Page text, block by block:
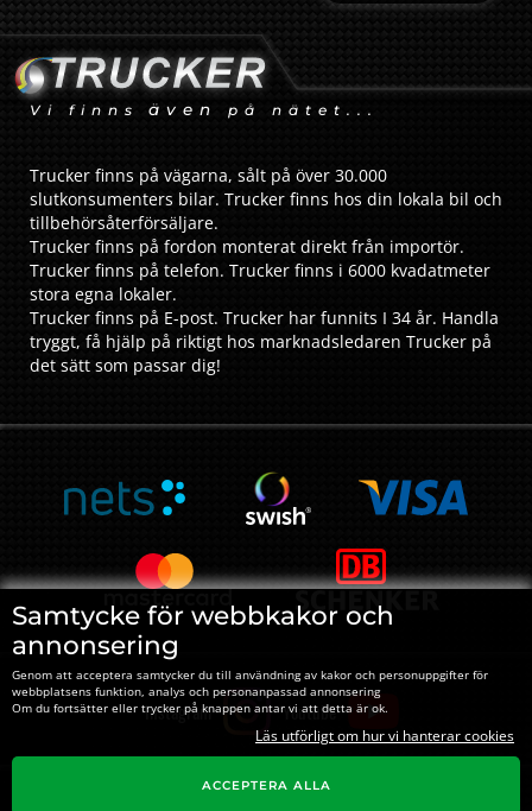
Samtycke för webbkakor och
annonsering
Genom att acceptera samtycker du till användning av kakor och personuppgifter för
webbplatsens funktion, analys och personanpassad annonsering
Om du fortsätter eller trycker på knappen antar vi att detta är ok.
Läs utförligt om hur vi hanterar cookies
ACCEPTERA ALLA
Vi finns även på nätet...
Trucker finns på vägarna, sålt på över 30.000
slutkonsumenters bilar. Trucker finns hos din lokala bil och
tillbehörsåterförsäljare.
Trucker finns på fordon monterat direkt från importör.
Trucker finns på telefon. Trucker finns i 6000 kvadatmeter
stora egna lokaler.
Trucker finns på E-post. Trucker har funnits I 34 år. Handla
tryggt, få hjälp på riktigt hos marknadsledaren Trucker på
det sätt som passar dig!
Instagram Youtube